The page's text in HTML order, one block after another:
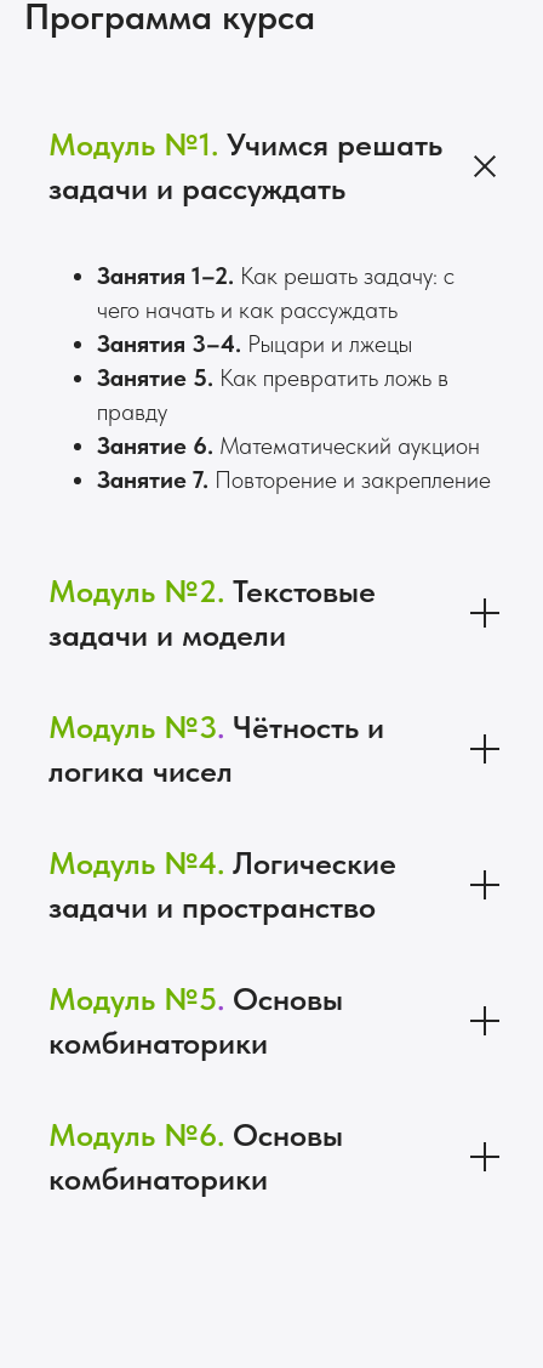
Программа курса
Модуль №1. Учимся решать
задачи и рассуждать
Занятия 1–2. Как решать задачу: с
чего начать и как рассуждать
Занятия 3–4. Рыцари и лжецы
Занятие 5. Как превратить ложь в
правду
Занятие 6. Математический аукцион
Занятие 7. Повторение и закрепление
Модуль №2. Текстовые
задачи и модели
Модуль №3. Чётность и
логика чисел
Модуль №4. Логические
задачи и пространство
Модуль №5. Основы
комбинаторики
Модуль №6. Основы
комбинаторики